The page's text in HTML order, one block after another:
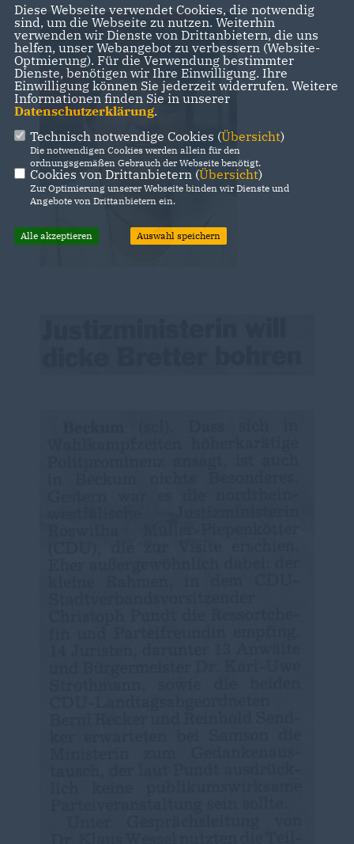
Diese Webseite verwendet Cookies, die notwendig
sind, um die Webseite zu nutzen. Weiterhin
verwenden wir Dienste von Drittanbietern, die uns
helfen, unser Webangebot zu verbessern (Website-
Optmierung). Für die Verwendung bestimmter
Dienste, benötigen wir Ihre Einwilligung. Ihre
Einwilligung können Sie jederzeit widerrufen. Weitere
Informationen finden Sie in unserer
Datenschutzerklärung.
Technisch notwendige Cookies (Übersicht)
Die notwendigen Cookies werden allein für den
ordnungsgemäßen Gebrauch der Webseite benötigt.
Cookies von Drittanbietern (Übersicht)
Zur Optimierung unserer Webseite binden wir Dienste und
Angebote von Drittanbietern ein.
Alle akzeptieren Auswahl speichern